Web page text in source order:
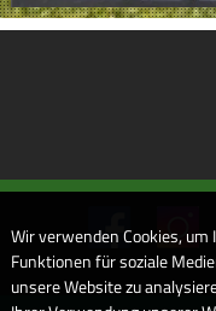
Wir verwenden Cookies,
Funktionen für soziale
unsere Website zu